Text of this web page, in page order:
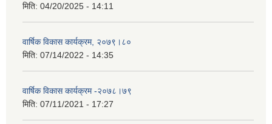
मिति: 04/20/2025 - 14:11
वार्षिक विकास कार्यक्रम, २०७९।८०
मिति: 07/14/2022 - 14:35
वार्षिक विकास कार्यक्रम -२०७८।७९
मिति: 07/11/2021 - 17:27